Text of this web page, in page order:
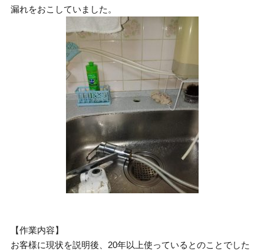
漏れをおこしていました。
【作業内容】
お客様に現状を説明後、20年以上使っているとのことでした